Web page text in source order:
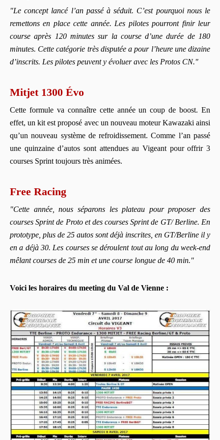
"Le concept lancé l’an passé à séduit. C’est pourquoi nous le
remettons en place cette année. Les pilotes pourront finir leur
course après 120 minutes sur la course d’une durée de 180
minutes. Cette catégorie très disputée a pour l’heure une dizaine
d’inscrits. Les pilotes peuvent y évoluer avec les Protos CN."
Mitjet 1300 Évo
Cette formule va connaître cette année un coup de boost. En
effet, un kit est proposé avec un nouveau moteur Kawazaki ainsi
qu’un nouveau système de refroidissement. Comme l’an passé
une quinzaine d’autos sont attendues au Vigeant pour offrir 3
courses Sprint toujours très animées.
Free Racing
"Cette année, nous séparons les plateau pour proposer des
courses Sprint de Proto et des courses Sprint de GT/ Berline. En
prototype, plus de 25 autos sont déjà inscrites, en GT/Berline il y
en a déjà 30. Les courses se déroulent tout au long du week-end
mêlant courses de 25 min et une course longue de 40 min."
Voici les horaires du meeting du Val de Vienne :